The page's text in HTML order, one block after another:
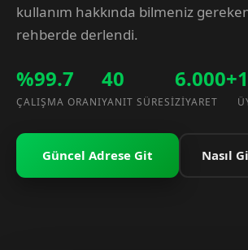
kullanım hakkında bilmeniz
rehberde derlendi.
%99.7
ÇALIŞMA ORANI
40
YANIT SÜRESI
6.000+
ZIYARET
Güncel Adrese Git Nasıl